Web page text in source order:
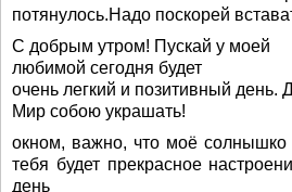
потянулось.Надо поскорей
С добрым утром! Пускай у моей
любимой сегодня будет
очень легкий и позитивный день.
Мир собою украшать!
окном, важно, что моё солнышко
тебя будет прекрасное
день